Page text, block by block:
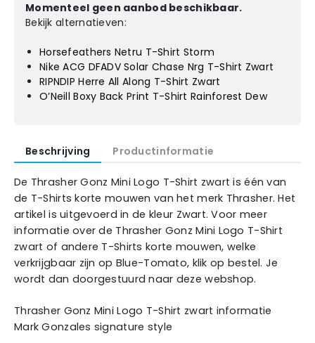
Momenteel geen aanbod beschikbaar.
Bekijk alternatieven:
Horsefeathers Netru T-Shirt Storm
Nike ACG DFADV Solar Chase Nrg T-Shirt Zwart
RIPNDIP Herre All Along T-Shirt Zwart
O’Neill Boxy Back Print T-Shirt Rainforest Dew
Beschrijving Productinformatie
De Thrasher Gonz Mini Logo T-Shirt zwart is één van
de T-Shirts korte mouwen van het merk Thrasher. Het
artikel is uitgevoerd in de kleur Zwart. Voor meer
informatie over de Thrasher Gonz Mini Logo T-Shirt
zwart of andere T-Shirts korte mouwen, welke
verkrijgbaar zijn op Blue-Tomato, klik op bestel. Je
wordt dan doorgestuurd naar deze webshop.
Thrasher Gonz Mini Logo T-Shirt zwart informatie
Mark Gonzales signature style